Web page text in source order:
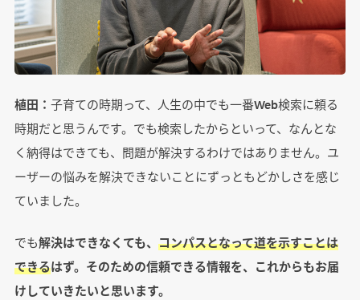
植田： 子育ての時期って、人生の中でも一番Web検索に頼る
時期だと思うんです。でも検索したからといって、なんとな
く納得はできても、問題が解決するわけではありません。ユ
ーザーの悩みを解決できないことにずっともどかしさを感じ
ていました。
でも解決はできなくても、 コンパスとなって道を示すことは
できるはず。そのための信頼できる情報を、これからもお届
けしていきたいと思います。